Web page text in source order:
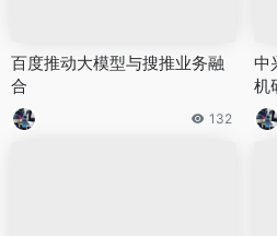
百度推动大模型与搜推业务融
合
132
中
机
能